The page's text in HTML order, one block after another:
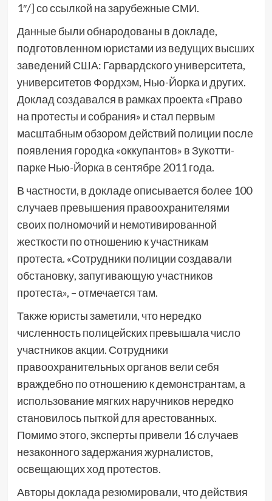
1″/] со ссылкой на зарубежные СМИ.
Данные были обнародованы в докладе,
подготовленном юристами из ведущих высших
заведений США: Гарвардского университета,
университетов Фордхэм, Нью-Йорка и других.
Доклад создавался в рамках проекта «Право
на протесты и собрания» и стал первым
масштабным обзором действий полиции после
появления городка «оккупантов» в Зукотти-
парке Нью-Йорка в сентябре 2011 года.
В частности, в докладе описывается более 100
случаев превышения правоохранителями
своих полномочий и немотивированной
жесткости по отношению к участникам
протеста. «Сотрудники полиции создавали
обстановку, запугивающую участников
протеста», – отмечается там.
Также юристы заметили, что нередко
численность полицейских превышала число
участников акции. Сотрудники
правоохранительных органов вели себя
враждебно по отношению к демонстрантам, а
использование мягких наручников нередко
становилось пыткой для арестованных.
Помимо этого, эксперты привели 16 случаев
незаконного задержания журналистов,
освещающих ход протестов.
Авторы доклада резюмировали, что действия